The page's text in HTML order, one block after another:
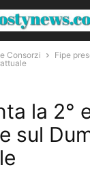
Consorzi
Fipe
la 2°
sul